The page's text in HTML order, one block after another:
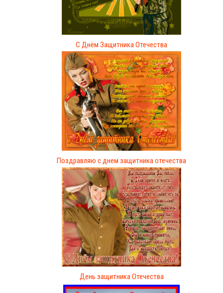
С Днём Защитника Отечества
Поздравляю с днем защитника отечества
День защитника Отечества